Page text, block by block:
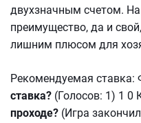
двухзначным счетом.
преимущество, да и
лишним плюсом для
Рекомендуемая ставка:
ставка? (Голосов: 1) 1 0
проходе? (Игра